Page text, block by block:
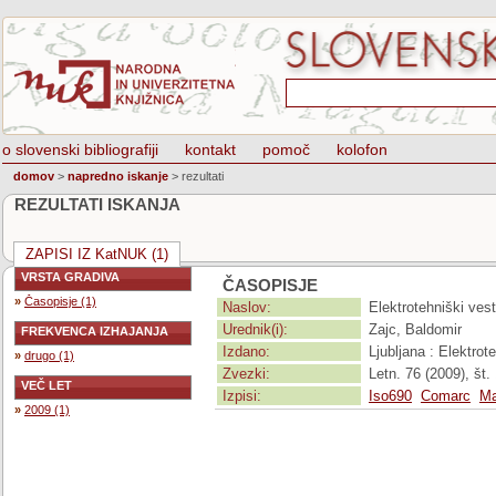
o slovenski bibliografiji kontakt pomoč kolofon
domov > napredno iskanje > rezultati
REZULTATI ISKANJA
ZAPISI IZ KatNUK (1)
VRSTA GRADIVA
» Časopisje (1)
FREKVENCA IZHAJANJA
» drugo (1)
VEČ LET
» 2009 (1)
ČASOPISJE
Naslov:
Elektrotehniški
Urednik(i):
Zajc, Baldomir
Izdano:
Ljubljana :
Zvezki:
Letn. 76 (2009), št.
Izpisi:
Iso690 Comarc